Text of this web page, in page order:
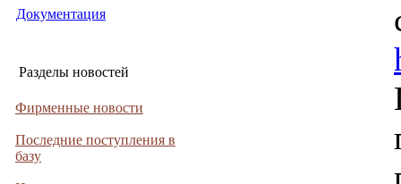
Документация
Разделы новостей
Фирменные новости
Последние поступления в
базу